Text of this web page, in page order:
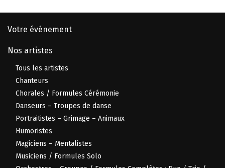
Votre événement
Nos artistes
Tous les artistes
Chanteurs
Chorales / Formules Cérémonie
Danseurs – Troupes de danse
Portraitistes – Grimage – Animaux
Humoristes
Magiciens – Mentalistes
Musiciens / Formules Solo